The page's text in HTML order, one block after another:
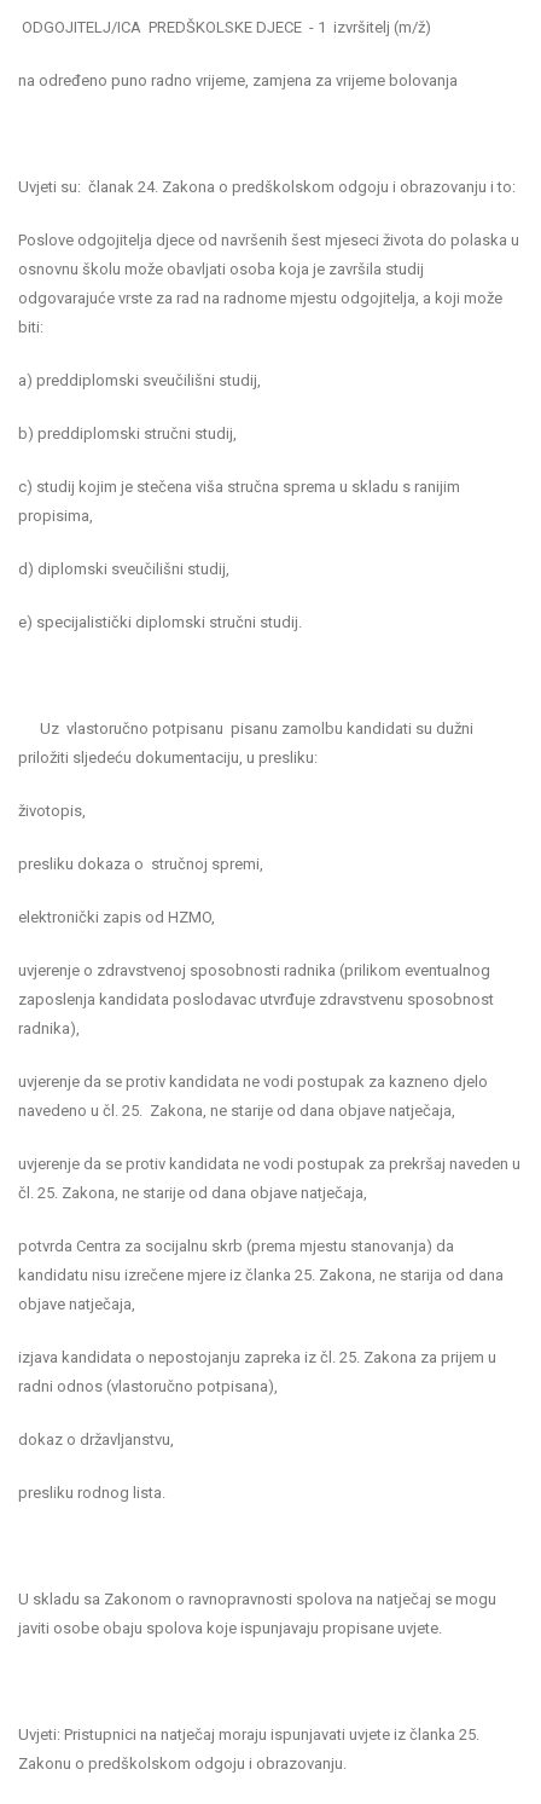
ODGOJITELJ/ICA PREDŠKOLSKE DJECE - 1 izvršitelj (m/ž)
na određeno puno radno vrijeme, zamjena za vrijeme bolovanja
Uvjeti su: članak 24. Zakona o predškolskom odgoju i obrazovanju i to:
Poslove odgojitelja djece od navršenih šest mjeseci života do polaska u
osnovnu školu može obavljati osoba koja je završila studij
odgovarajuće vrste za rad na radnome mjestu odgojitelja, a koji može
biti:
a) preddiplomski sveučilišni studij,
b) preddiplomski stručni studij,
c) studij kojim je stečena viša stručna sprema u skladu s ranijim
propisima,
d) diplomski sveučilišni studij,
e) specijalistički diplomski stručni studij.
Uz vlastoručno potpisanu pisanu zamolbu kandidati su dužni
priložiti sljedeću dokumentaciju, u presliku:
životopis,
presliku dokaza o stručnoj spremi,
elektronički zapis od HZMO,
uvjerenje o zdravstvenoj sposobnosti radnika (prilikom eventualnog
zaposlenja kandidata poslodavac utvrđuje zdravstvenu sposobnost
radnika),
uvjerenje da se protiv kandidata ne vodi postupak za kazneno djelo
navedeno u čl. 25. Zakona, ne starije od dana objave natječaja,
uvjerenje da se protiv kandidata ne vodi postupak za prekršaj naveden u
čl. 25. Zakona, ne starije od dana objave natječaja,
potvrda Centra za socijalnu skrb (prema mjestu stanovanja) da
kandidatu nisu izrečene mjere iz članka 25. Zakona, ne starija od dana
objave natječaja,
izjava kandidata o nepostojanju zapreka iz čl. 25. Zakona za prijem u
radni odnos (vlastoručno potpisana),
dokaz o državljanstvu,
presliku rodnog lista.
U skladu sa Zakonom o ravnopravnosti spolova na natječaj se mogu
javiti osobe obaju spolova koje ispunjavaju propisane uvjete.
Uvjeti: Pristupnici na natječaj moraju ispunjavati uvjete iz članka 25.
Zakonu o predškolskom odgoju i obrazovanju.